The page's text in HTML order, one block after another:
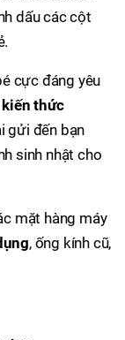
dấu các cột
cực đáng yêu
thức
gửi đến bạn
sinh nhật cho
mặt hàng máy
, ống kính cũ,